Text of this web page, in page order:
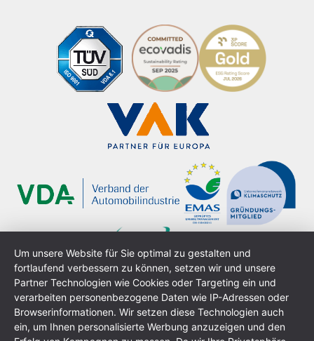
Um unsere Website für Sie optimal zu gestalten und
fortlaufend verbessern zu können, setzen wir und unsere
Partner Technologien wie Cookies oder Targeting ein und
verarbeiten personenbezogene Daten wie IP-Adressen oder
Browserinformationen. Wir setzen diese Technologien auch
ein, um Ihnen personalisierte Werbung anzuzeigen und den